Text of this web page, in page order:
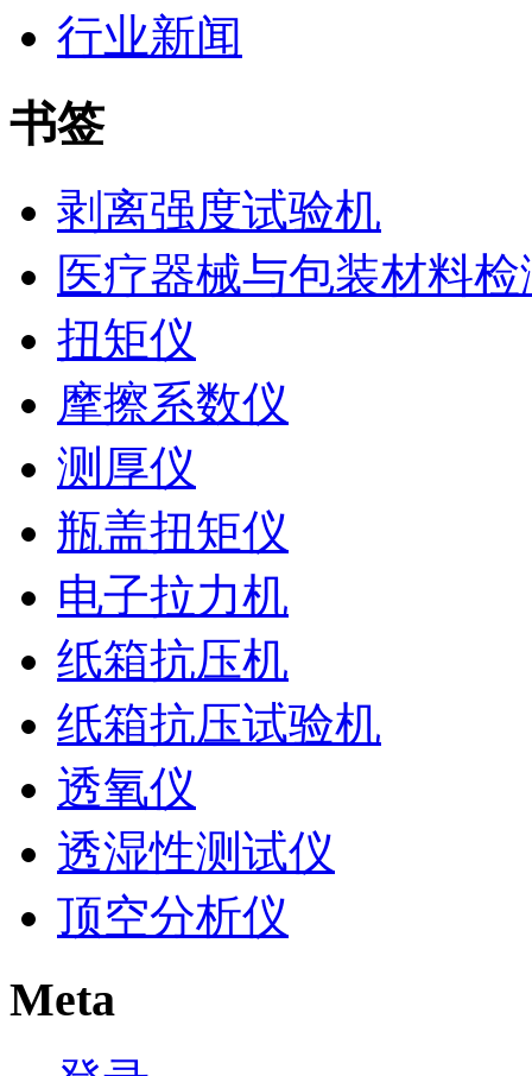
行业新闻
书签
剥离强度试验机
医疗器械与包装材料检
扭矩仪
摩擦系数仪
测厚仪
瓶盖扭矩仪
电子拉力机
纸箱抗压机
纸箱抗压试验机
透氧仪
透湿性测试仪
顶空分析仪
Meta